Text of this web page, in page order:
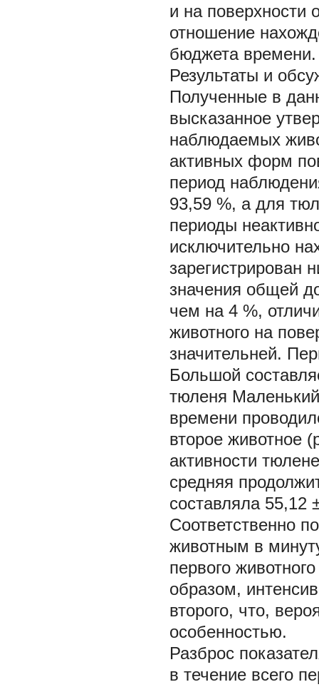
и на поверхности
отношение
бюджета времени.
Результаты и
Полученные в
высказанное
наблюдаемых
активных форм
период
93,59 %, а для
периоды
исключительно
зарегистрирован
значения общей
чем на 4 %,
животного на
значительней.
Большой
тюленя
времени
второе животное
активности
средняя
составляла 55,12
Соответственно
животным в
первого
образом,
второго, что,
особенностью.
Разброс
в течение всего